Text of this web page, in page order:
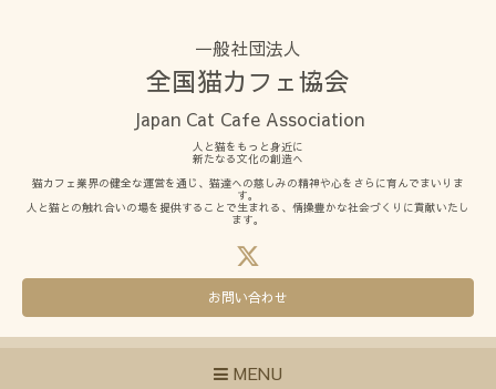
一般社団法人
全国猫カフェ協会
Japan Cat Cafe Association
人と猫をもっと身近に
新たなる文化の創造へ
猫カフェ業界の健全な運営を通じ、猫達への慈しみの精神や心をさらに育んでまいりま
す。
人と猫との触れ合いの場を提供することで生まれる、情操豊かな社会づくりに貢献いたし
ます。
お問い合わせ
MENU